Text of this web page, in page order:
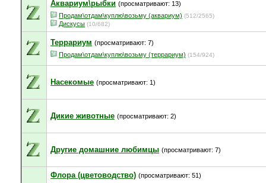
Аквариум\рыбки (просматривают: 13)
Продам\отдам\куплю\возьму (аквариум) (512/2565)
Дискусы (10/682)
Террариум (просматривают: 7)
Продам\отдам\куплю\возьму (террариум) (154/924)
Насекомые (просматривают: 1)
Дикие животные (просматривают: 2)
Другие домашние любимцы (просматривают: 7)
Флора (цветоводство) (просматривают: 51)